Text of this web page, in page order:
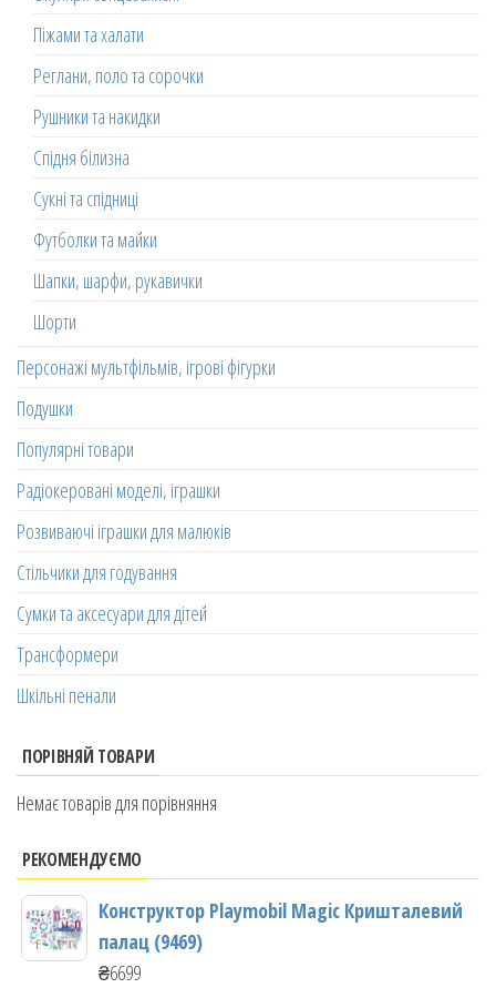
Піжами та халати
Реглани, поло та сорочки
Рушники та накидки
Спідня білизна
Сукні та спідниці
Футболки та майки
Шапки, шарфи, рукавички
Шорти
Персонажі мультфільмів, ігрові фігурки
Подушки
Популярні товари
Радіокеровані моделі, іграшки
Розвиваючі іграшки для малюків
Стільчики для годування
Сумки та аксесуари для дітей
Трансформери
Шкільні пенали
ПОРІВНЯЙ ТОВАРИ
Немає товарів для порівняння
РЕКОМЕНДУЄМО
Конструктор Playmobil Magic Кришталевий
палац (9469)
₴6699